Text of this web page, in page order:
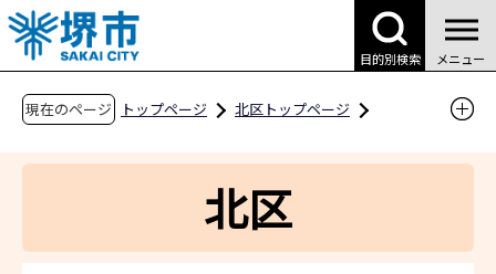
こ
の
ペ
目的別検索 メニュー
現在のページ トップページ
北区トップページ
北区